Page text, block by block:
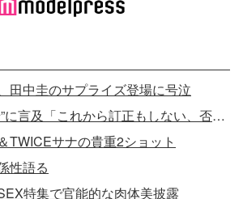
田中圭のサプライズ登場に号泣
永野芽郁、“匂わせ”に言及「これから訂正もしない、否定もしない」
TWICEサナの貴重2ショット
性語る
特集で官能的な肉体美披露